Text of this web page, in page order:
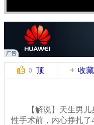
0 顶 收藏
【解说】天生男儿身
性手术前，内心挣扎了